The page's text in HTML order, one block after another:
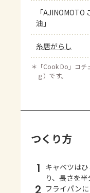
「
油」
糸唐がらし
＊ 「Cook Do」コ
ｇ）です。
つくり方
1 キャベツは
り、長さを半
フライパン